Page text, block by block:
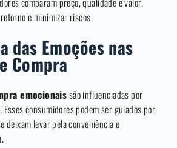
e minimizar riscos.
das Emoções nas
Compra
emocionaissão influenciadas por
consumidores podem ser guiados por
deixam levar pela conveniência e